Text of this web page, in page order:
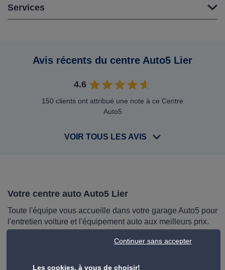
Services
Avis récents du centre Auto5 Lier
4.6
150 clients ont attribué une note à ce Centre
Auto5
VOIR TOUS LES AVIS
Votre centre auto Auto5 Lier
Toute l'équipe vous accueille dans votre garage Auto5 pour
l'entretien voiture et l'équipement auto aux meilleurs prix.
Pour entretenir votre voiture, Auto5, c'est un large choix de
prestations auto-sur-mesure : vidange auto, batterie,
Nos services s'adressent tant aux particuliers qu'aux
Les cookies, à vous de choisir!
Continuer sans accepter